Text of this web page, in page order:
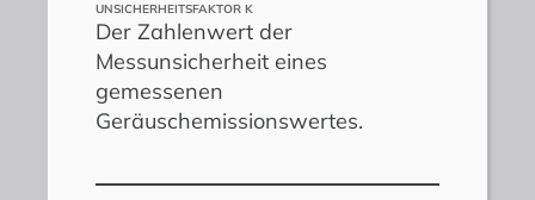
UNSICHERHEITSFAKTOR K
Der Zahlenwert der
Messunsicherheit eines
gemessenen
Geräuschemissionswertes.